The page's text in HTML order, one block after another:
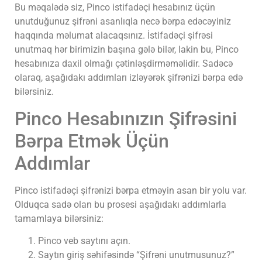
Bu məqalədə siz, Pinco istifadəçi hesabınız üçün
unutduğunuz şifrəni asanlıqla necə bərpa edəcəyiniz
haqqında məlumat alacaqsınız. İstifadəçi şifrəsi
unutmaq hər birimizin başına gələ bilər, lakin bu, Pinco
hesabınıza daxil olmağı çətinləşdirməməlidir. Sadəcə
olaraq, aşağıdakı addımları izləyərək şifrənizi bərpa edə
bilərsiniz.
Pinco Hesabınızın Şifrəsini
Bərpa Etmək Üçün
Addımlar
Pinco istifadəçi şifrənizi bərpa etməyin asan bir yolu var.
Olduqca sadə olan bu prosesi aşağıdakı addımlarla
tamamlaya bilərsiniz:
Pinco veb saytını açın.
Saytın giriş səhifəsində “Şifrəni unutmusunuz?”